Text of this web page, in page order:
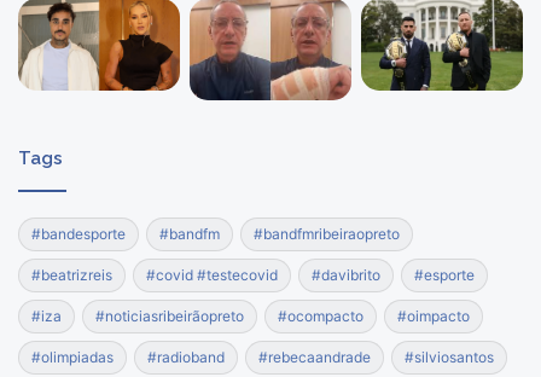
Tags
#bandesporte #bandfm #bandfmribeiraopreto
#beatrizreis #covid #testecovid #davibrito #esporte
#iza #noticiasribeirãopreto #ocompacto #oimpacto
#olimpiadas #radioband #rebecaandrade #silviosantos